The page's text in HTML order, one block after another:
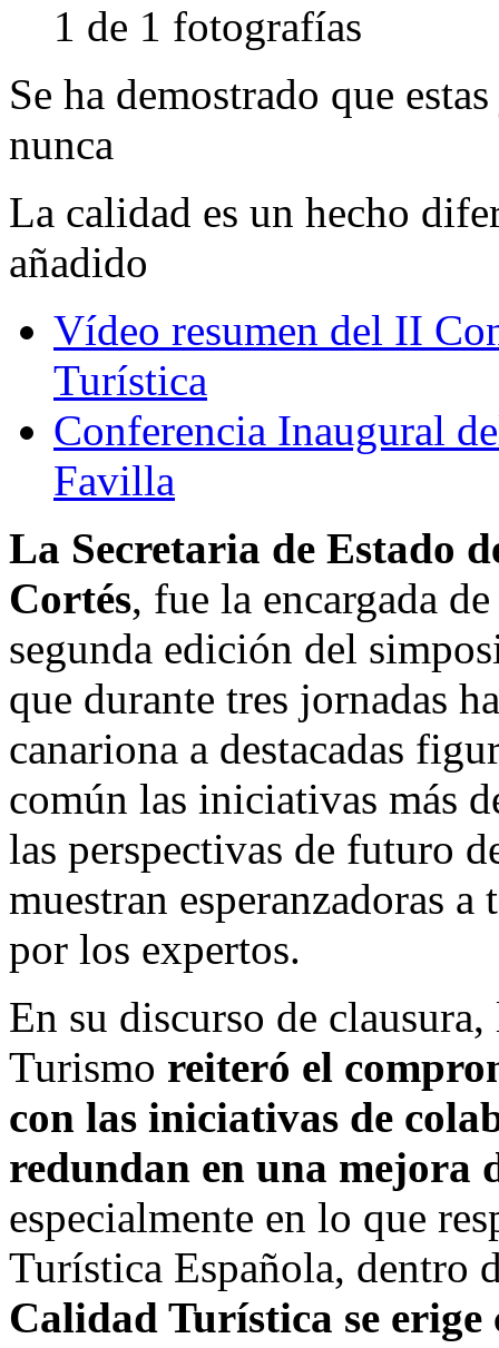
1 de 1 fotografías
Se ha demostrado que
nunca
La calidad es un hecho
añadido
Vídeo resumen del II
Turística
Conferencia Inaugural
Favilla
La Secretaria de Estado
Cortés, fue la encargada
segunda edición del
que durante tres jornadas
canariona a destacadas
común las iniciativas más
las perspectivas de futuro
muestran esperanzadoras
por los expertos.
En su discurso de
Turismo reiteró el
con las iniciativas de
redundan en una mejora
especialmente en lo que
Turística Española, dentro
Calidad Turística se